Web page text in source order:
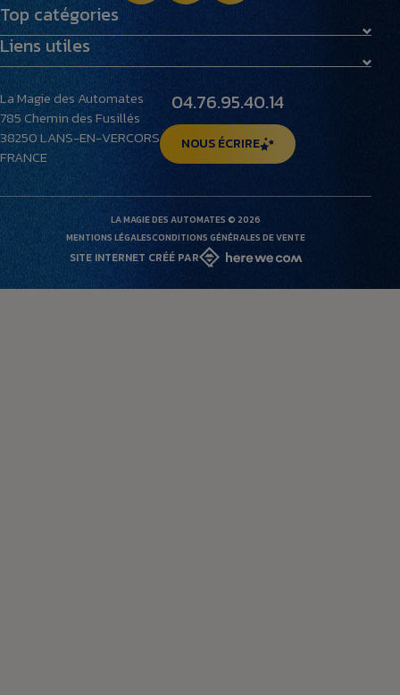
Top catégories
Maquettes
Peluches
Villages miniatures
Liens utiles
Livraison et retours
Foire aux questions
Le musée
La Magie des Automates
785 Chemin des Fusillés
38250LANS-EN-VERCORS
FRANCE
04.76.95.40.14
NOUS ÉCRIRE
LA MAGIE DES AUTOMATES © 2026
MENTIONS LÉGALESCONDITIONS GÉNÉRALES DE VENTE
SITE INTERNET CRÉÉ PAR